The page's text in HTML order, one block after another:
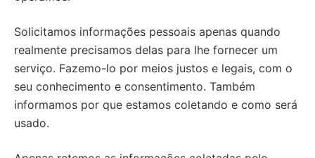
Solicitamos informações pessoais apenas quando
realmente precisamos delas para lhe fornecer um
serviço. Fazemo-lo por meios justos e legais, com o
seu conhecimento e consentimento. Também
informamos por que estamos coletando e como será
usado.